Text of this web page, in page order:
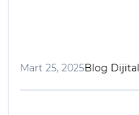
Mart 25, 2025Blog